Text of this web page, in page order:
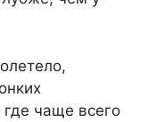
чаще всего